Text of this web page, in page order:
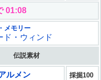
01:06
メモリー
ド・ウィンド
伝説素材
ルメン 採掘100